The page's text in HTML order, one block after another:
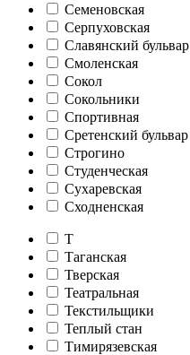
Семеновская
Серпуховская
Славянский бульвар
Смоленская
Сокол
Сокольники
Спортивная
Сретенский бульвар
Строгино
Студенческая
Сухаревская
Сходненская
Т
Таганская
Тверская
Театральная
Текстильщики
Теплый стан
Тимирязевская